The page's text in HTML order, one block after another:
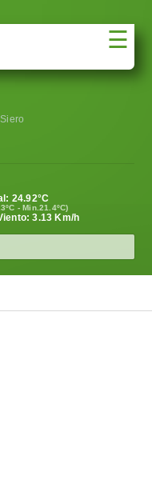
☰
24.92°C
- Min.21.4ºC)
3.13 Km/h